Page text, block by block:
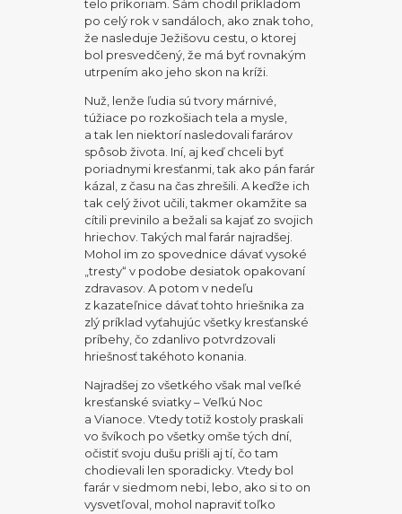
telo príkoriam. Sám chodil príkladom
po celý rok v sandáloch, ako znak toho,
že nasleduje Ježišovu cestu, o ktorej
bol presvedčený, že má byť rovnakým
utrpením ako jeho skon na kríži.
Nuž, lenže ľudia sú tvory márnivé,
túžiace po rozkošiach tela a mysle,
a tak len niektorí nasledovali farárov
spôsob života. Iní, aj keď chceli byť
poriadnymi kresťanmi, tak ako pán farár
kázal, z času na čas zhrešili. A keďže ich
tak celý život učili, takmer okamžite sa
cítili previnilo a bežali sa kajať zo svojich
hriechov. Takých mal farár najradšej.
Mohol im zo spovednice dávať vysoké
„tresty“ v podobe desiatok opakovaní
zdravasov. A potom v nedeľu
z kazateľnice dávať tohto hriešnika za
zlý príklad vyťahujúc všetky kresťanské
príbehy, čo zdanlivo potvrdzovali
hriešnosť takéhoto konania.
Najradšej zo všetkého však mal veľké
kresťanské sviatky – Veľkú Noc
a Vianoce. Vtedy totiž kostoly praskali
vo švíkoch po všetky omše tých dní,
očistiť svoju dušu prišli aj tí, čo tam
chodievali len sporadicky. Vtedy bol
farár v siedmom nebi, lebo, ako si to on
vysvetľoval, mohol napraviť toľko